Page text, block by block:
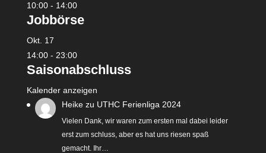
10:00- 14:00
Jobbörse
Okt. 17
14:00- 23:00
Saisonabschluss
Kalender anzeigen
Heike zu UTHC Ferienliga 2024
Vielen Dank, wir waren zum ersten mal dabei leider
erst zum schluss, aber es hat uns riesen spaß
gemacht. Ihr…